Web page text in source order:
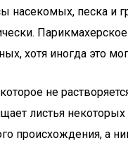
насекомых, песка и
Парикмахерское
хотя иногда это
не
листья
происхождения, а